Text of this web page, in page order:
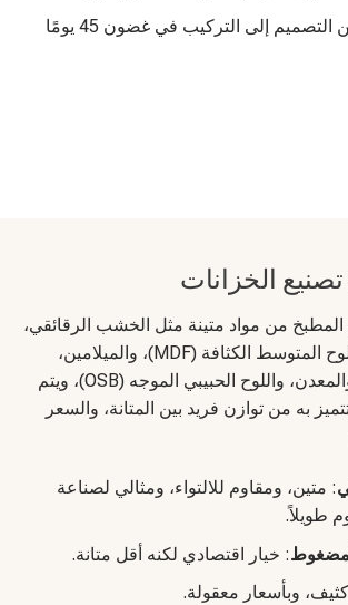
: من التصميم إلى التركيب في غضون 45 يومًا
الخزانات
من مواد متينة مثل الخشب الرقائقي،
واللوح الحبيبي، واللوح المتوسط الكثافة (MDF)، والميلامين،
والخشب الصلب، والمعدن، واللوح الحبيبي الموجه (OSB)، ويتم
به من توازن فريد بين المتانة، والسعر
: متين، ومقاوم للالتواء، ومثالي لصناعة
طويلاً.
: خيار اقتصادي لكنه أقل متانة.
وبأسعار معقولة.